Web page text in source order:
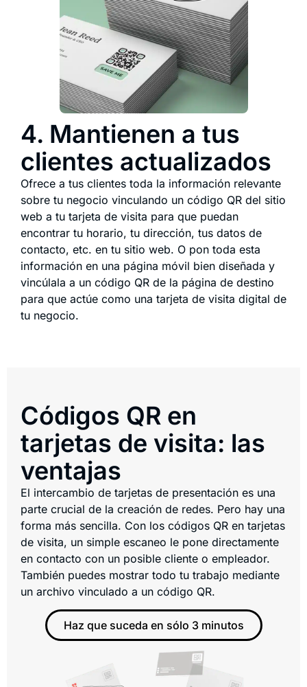
4. Mantienen a tus
clientes actualizados
Ofrece a tus clientes toda la información relevante
sobre tu negocio vinculando un código QR del sitio
web a tu tarjeta de visita para que puedan
encontrar tu horario, tu dirección, tus datos de
contacto, etc. en tu sitio web. O pon toda esta
información en una página móvil bien diseñada y
vincúlala a un código QR de la página de destino
para que actúe como una tarjeta de visita digital de
tu negocio.
Códigos QR en
tarjetas de visita: las
ventajas
El intercambio de tarjetas de presentación es una
parte crucial de la creación de redes. Pero hay una
forma más sencilla. Con los códigos QR en tarjetas
de visita, un simple escaneo le pone directamente
en contacto con un posible cliente o empleador.
También puedes mostrar todo tu trabajo mediante
un archivo vinculado a un código QR.
Haz que suceda en sólo 3 minutos